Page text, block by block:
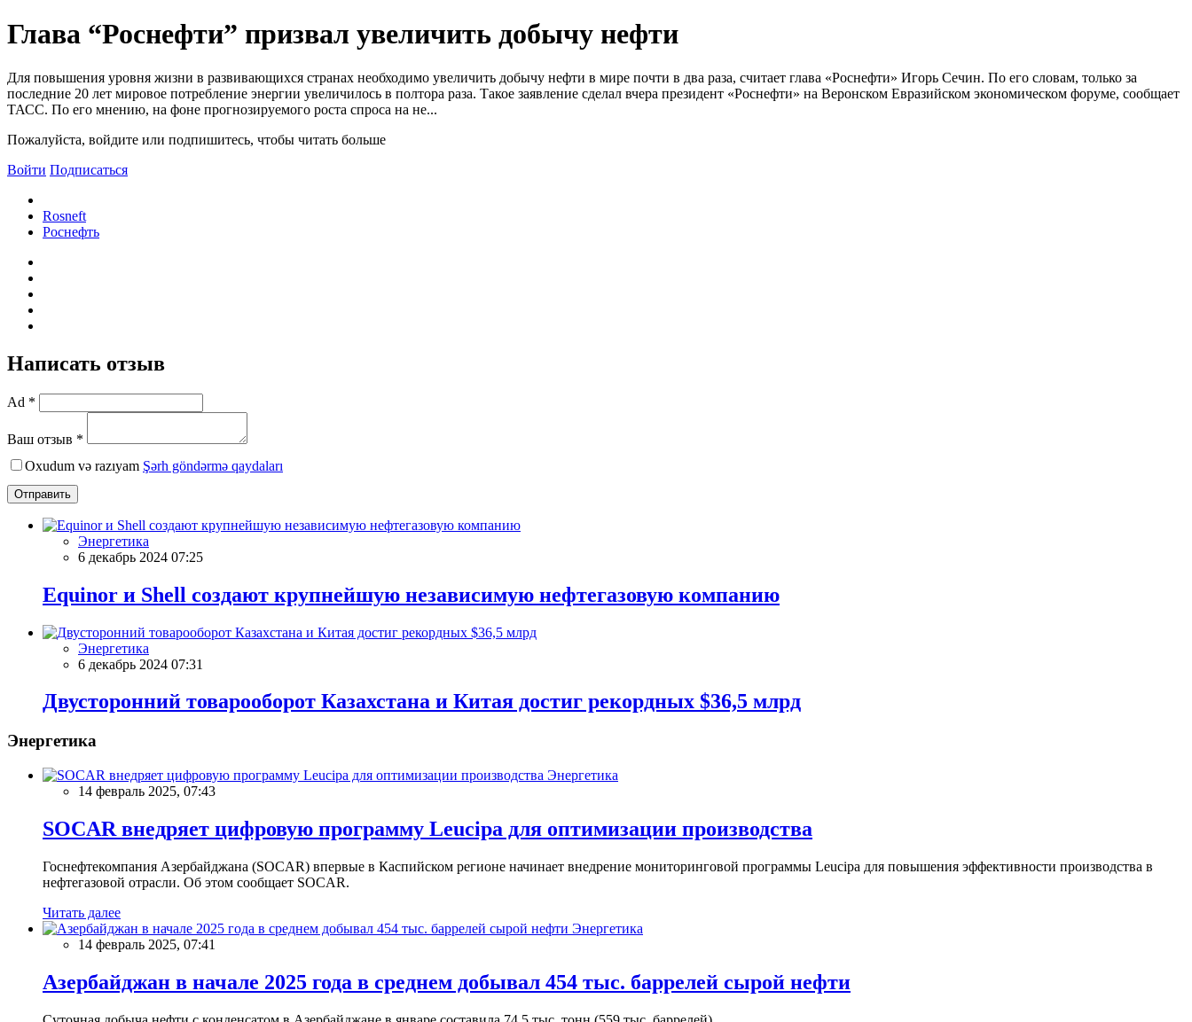
Глава “Роснефти” призвал увеличить добычу нефти
Для повышения уровня жизни в развивающихся странах необходимо увеличить добычу нефти в мире почти в два раза, считает глава «Роснефти» Игорь Сечин. По его словам, только за
последние 20 лет мировое потребление энергии увеличилось в полтора раза. Такое заявление сделал вчера президент «Роснефти» на Веронском Евразийском экономическом форуме, сообщает
ТАСС. По его мнению, на фоне прогнозируемого роста спроса на не...
Пожалуйста, войдите или подпишитесь, чтобы читать больше
Войти Подписаться
Rosneft
Роснефть
Написать отзыв
Ad *
Ваш отзыв *
Oxudum və razıyam Şərh göndərmə qaydaları
Отправить
Энергетика
6 декабрь 2024 07:25
Equinor и Shell создают крупнейшую независимую нефтегазовую компанию
Энергетика
6 декабрь 2024 07:31
Двусторонний товарооборот Казахстана и Китая достиг рекордных $36,5 млрд
Энергетика
Энергетика
14 февраль 2025, 07:43
SOCAR внедряет цифровую программу Leucipa для оптимизации производства
Госнефтекомпания Азербайджана (SOCAR) впервые в Каспийском регионе начинает внедрение мониторинговой программы Leucipa для повышения эффективности производства в
нефтегазовой отрасли. Об этом сообщает SOCAR.
Читать далее
Энергетика
14 февраль 2025, 07:41
Азербайджан в начале 2025 года в среднем добывал 454 тыс. баррелей сырой нефти